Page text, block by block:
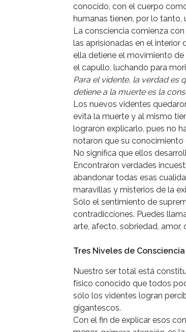
conocido, con el cuerpo
humanas tienen, por lo tanto,
La consciencia comienza
las aprisionadas en el interior
ella detiene el movimiento
el capullo, luchando para
Para el vidente, la verdad es
detiene a la muerte es la
Los nuevos videntes
evita la muerte y al mismo
lograron explicarlo, pues no
notaron que su
No significa que ellos
Encontraron verdades
abandonar todas esas
maravillas y misterios de la
Sólo el sentimiento de
contradicciones. Puedes
arte, afecto, sobriedad, amor,
Tres Niveles de Consciencia
Nuestro ser total está
físico conocido que todos
sólo los videntes logran
gigantescos.
Con el fin de explicar esos